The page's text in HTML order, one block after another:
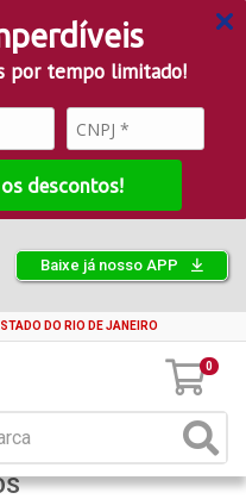
por tempo limitado!
descontos!
Baixe já nosso APP
DO RIO DE JANEIRO
0